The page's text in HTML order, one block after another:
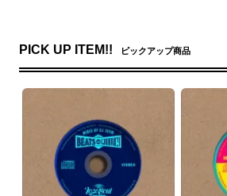
PICK UP ITEM!! ピックアップ商品